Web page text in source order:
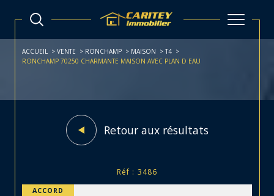
ACCUEIL VENTE RONCHAMP MAISON
T4
RONCHAMP 70250 CHARMANTE MAISON AVEC PLAN D EAU
Retour aux résultats
Réf : 3486
ACCORD